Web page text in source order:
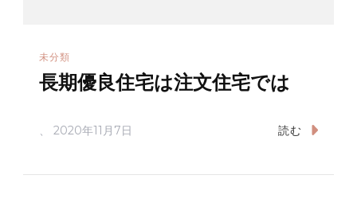
未分類
長期優良住宅は注文住宅では
2020年11月7日 読む